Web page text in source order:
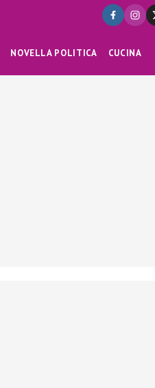
NOVELLA POLITICA CUCINA